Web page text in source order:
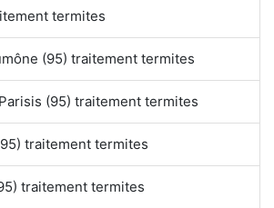
termites
(95) traitement termites
(95) traitement termites
traitement termites
traitement termites